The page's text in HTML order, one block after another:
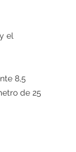
el
8,5
de 25